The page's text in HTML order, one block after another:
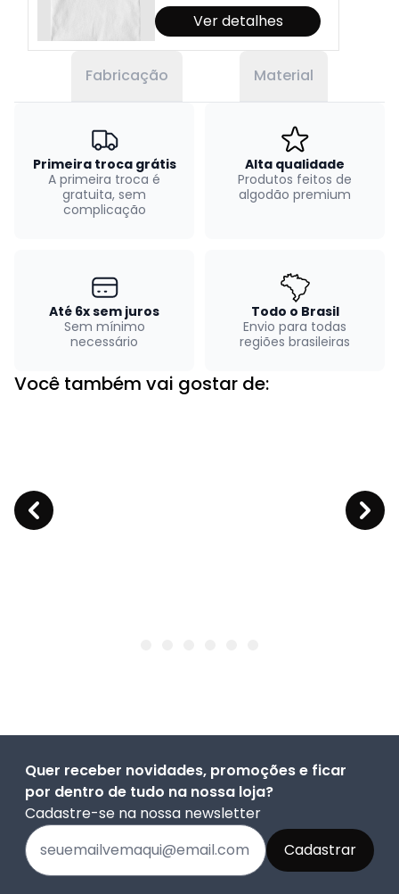
Ver detalhes
Fabricação Material
Primeira troca grátis
A primeira troca é
gratuita, sem
complicação
Alta qualidade
Produtos feitos de
algodão premium
Até 6x sem juros
Sem mínimo
necessário
Todo o Brasil
Envio para todas
regiões brasileiras
Você também vai gostar de:
Quer receber novidades, promoções e ficar
por dentro de tudo na nossa loja?
Cadastre-se na nossa newsletter